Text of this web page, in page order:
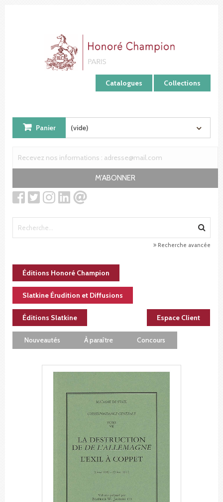
Catalogues Collections
Panier (vide)
M'ABONNER
Recherche avancée
Éditions Honoré Champion
Slatkine Érudition et Diffusions
Éditions Slatkine Espace Client
Nouveautés À paraître Concours